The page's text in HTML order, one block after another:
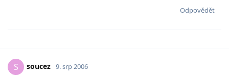
Odpovědět
S soucez 9. srp 2006